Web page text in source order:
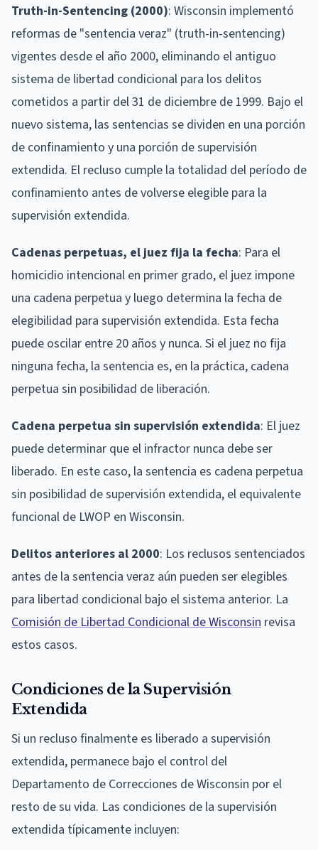
Truth-in-Sentencing (2000): Wisconsin implementó
reformas de "sentencia veraz" (truth-in-sentencing)
vigentes desde el año 2000, eliminando el antiguo
sistema de libertad condicional para los delitos
cometidos a partir del 31 de diciembre de 1999. Bajo el
nuevo sistema, las sentencias se dividen en una porción
de confinamiento y una porción de supervisión
extendida. El recluso cumple la totalidad del período de
confinamiento antes de volverse elegible para la
supervisión extendida.
Cadenas perpetuas, el juez fija la fecha: Para el
homicidio intencional en primer grado, el juez impone
una cadena perpetua y luego determina la fecha de
elegibilidad para supervisión extendida. Esta fecha
puede oscilar entre 20 años y nunca. Si el juez no fija
ninguna fecha, la sentencia es, en la práctica, cadena
perpetua sin posibilidad de liberación.
Cadena perpetua sin supervisión extendida: El juez
puede determinar que el infractor nunca debe ser
liberado. En este caso, la sentencia es cadena perpetua
sin posibilidad de supervisión extendida, el equivalente
funcional de LWOP en Wisconsin.
Delitos anteriores al 2000: Los reclusos sentenciados
antes de la sentencia veraz aún pueden ser elegibles
para libertad condicional bajo el sistema anterior. La
Comisión de Libertad Condicional de Wisconsin revisa
estos casos.
Condiciones de la Supervisión
Extendida
Si un recluso finalmente es liberado a supervisión
extendida, permanece bajo el control del
Departamento de Correcciones de Wisconsin por el
resto de su vida. Las condiciones de la supervisión
extendida típicamente incluyen: